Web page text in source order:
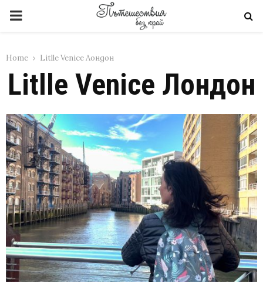
PRIMARY
Home Litlle Venice Лондон
Litlle Venice Лондон